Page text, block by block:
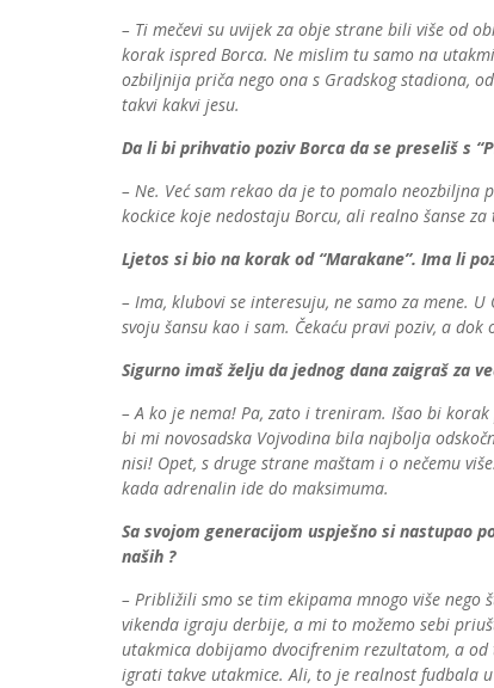
– Ti mečevi su uvijek za obje strane bili više od
korak ispred Borca. Ne mislim tu samo na
ozbiljnija priča nego ona s Gradskog stadiona,
takvi kakvi jesu.
Da li bi prihvatio poziv Borca da se preseliš s
– Ne. Već sam rekao da je to pomalo neozbiljna
kockice koje nedostaju Borcu, ali realno šanse
Ljetos si bio na korak od “Marakane”. Ima li
– Ima, klubovi se interesuju, ne samo za mene.
svoju šansu kao i sam. Čekaću pravi poziv, a
Sigurno imaš želju da jednog dana zaigraš za
– A ko je nema! Pa, zato i treniram. Išao bi
bi mi novosadska Vojvodina bila najbolja
nisi! Opet, s druge strane maštam i o nečemu
kada adrenalin ide do maksimuma.
Sa svojom generacijom uspješno si nastupao
naših ?
– Približili smo se tim ekipama mnogo više
vikenda igraju derbije, a mi to možemo sebi
utakmica dobijamo dvocifrenim rezultatom, a
igrati takve utakmice. Ali, to je realnost fudbala u